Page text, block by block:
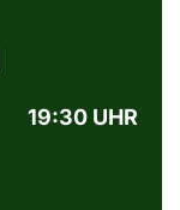
19:30 UHR